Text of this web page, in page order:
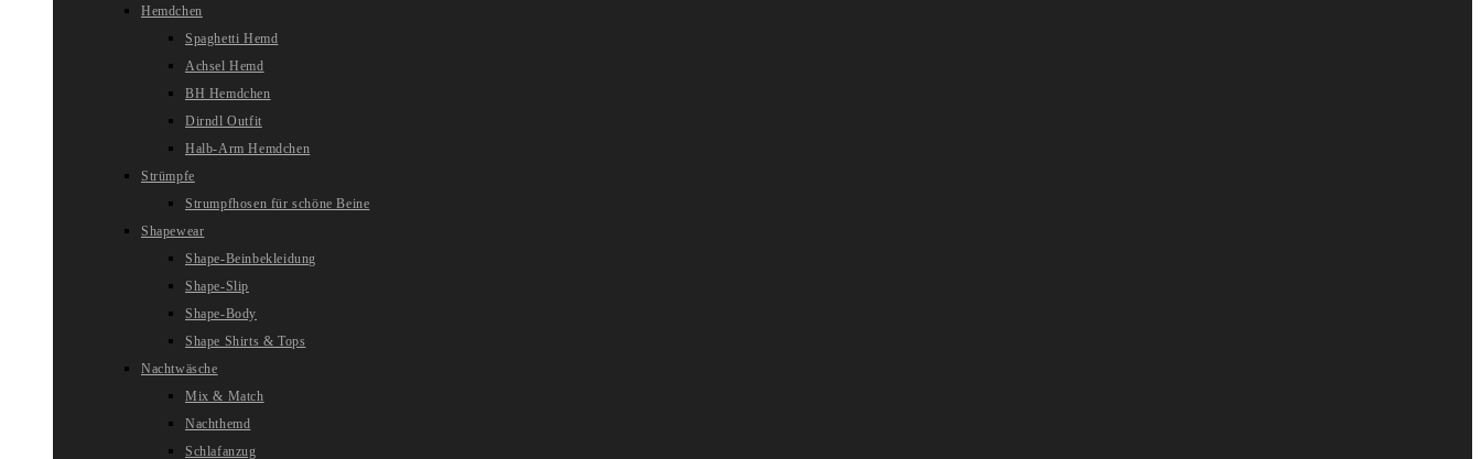
Hemdchen
Spaghetti Hemd
Achsel Hemd
BH Hemdchen
Dirndl Outfit
Halb-Arm Hemdchen
Strümpfe
Strumpfhosen für schöne Beine
Shapewear
Shape-Beinbekleidung
Shape-Slip
Shape-Body
Shape Shirts & Tops
Nachtwäsche
Mix & Match
Nachthemd
Schlafanzug